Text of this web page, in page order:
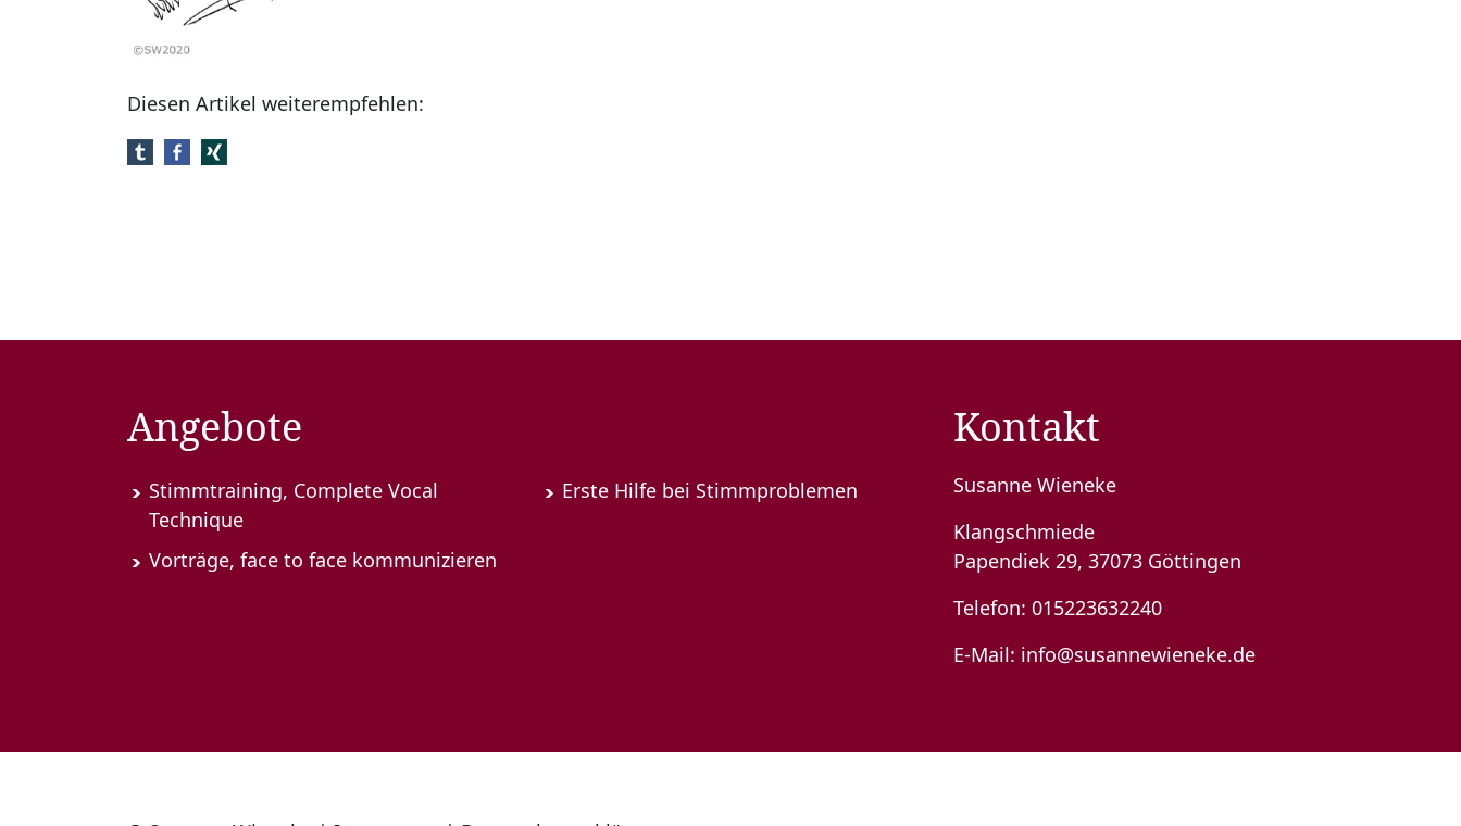
Diesen Artikel weiterempfehlen:
Angebote
Stimmtraining, Complete Vocal
Technique
Vorträge, face to face kommunizieren
Erste Hilfe bei Stimmproblemen
Kontakt
Susanne Wieneke
Klangschmiede
Papendiek 29, 37073 Göttingen
Telefon: 015223632240
E-Mail: info@susannewieneke.de